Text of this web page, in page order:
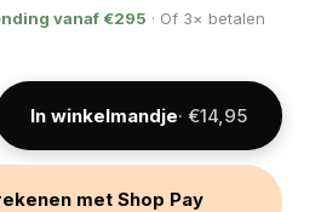
vanaf €295 · Of 3× betalen
In winkelmandje· €14,95
met Shop Pay